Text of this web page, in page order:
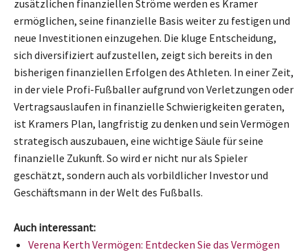
zusätzlichen finanziellen Ströme werden es Kramer
ermöglichen, seine finanzielle Basis weiter zu festigen und
neue Investitionen einzugehen. Die kluge Entscheidung,
sich diversifiziert aufzustellen, zeigt sich bereits in den
bisherigen finanziellen Erfolgen des Athleten. In einer Zeit,
in der viele Profi-Fußballer aufgrund von Verletzungen oder
Vertragsauslaufen in finanzielle Schwierigkeiten geraten,
ist Kramers Plan, langfristig zu denken und sein Vermögen
strategisch auszubauen, eine wichtige Säule für seine
finanzielle Zukunft. So wird er nicht nur als Spieler
geschätzt, sondern auch als vorbildlicher Investor und
Geschäftsmann in der Welt des Fußballs.
Auch interessant:
Verena Kerth Vermögen: Entdecken Sie das Vermögen